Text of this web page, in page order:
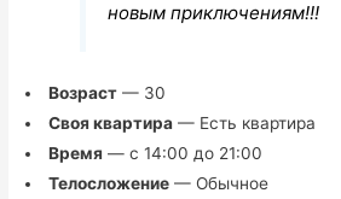
новым приключениям!!!
Возраст— 30
Своя квартира— Есть квартира
Время — с 14:00 до 21:00
Телосложение— Обычное